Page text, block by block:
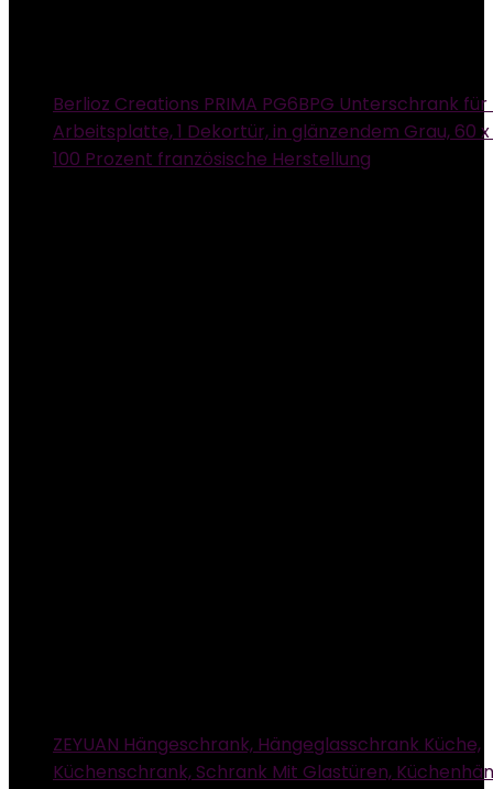
Berlioz Creations PRIMA PG6BPG Unterschrank
Arbeitsplatte, 1 Dekortür, in glänzendem Grau, 60
100 Prozent französische Herstellung
ZEYUAN Hängeschrank, Hängeglasschrank Küche,
Küchenschrank, Schrank Mit Glastüren,